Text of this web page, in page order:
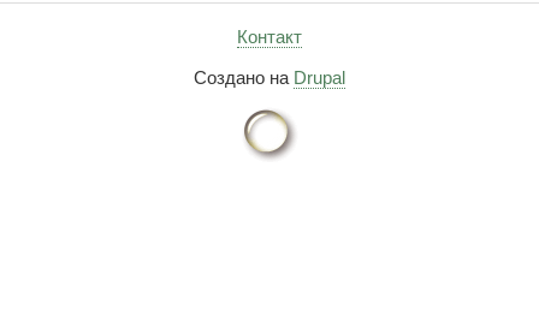
Контакт
Создано на Drupal